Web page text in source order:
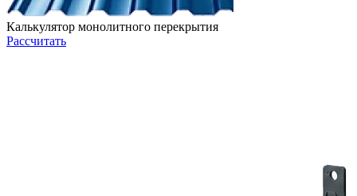
Калькулятор монолитного перекрытия
Рассчитать